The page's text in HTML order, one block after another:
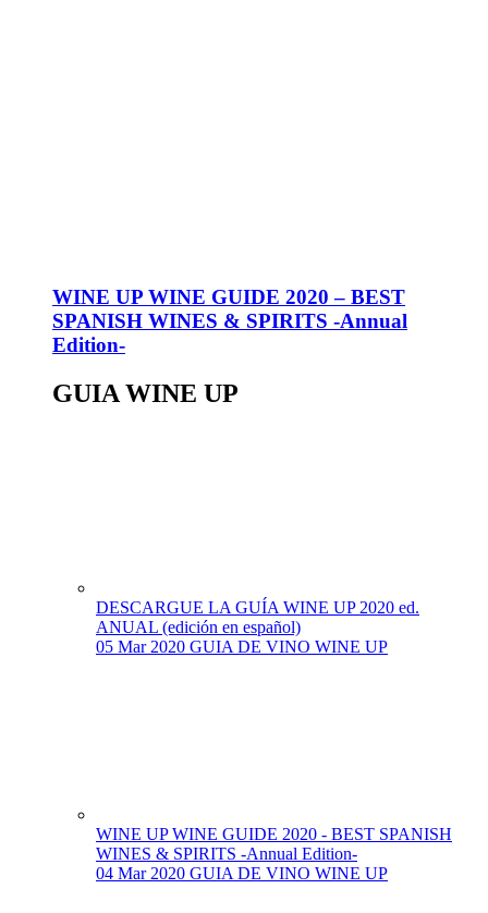
WINE UP WINE GUIDE 2020 – BEST
SPANISH WINES & SPIRITS -Annual
Edition-
GUIA WINE UP
DESCARGUE LA GUÍA WINE UP 2020 ed.
ANUAL (edición en español)
05 Mar 2020 GUIA DE VINO WINE UP
WINE UP WINE GUIDE 2020 - BEST SPANISH
WINES & SPIRITS -Annual Edition-
04 Mar 2020 GUIA DE VINO WINE UP